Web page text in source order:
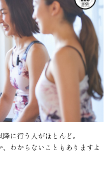
に行う人がほとんど。
わからないこともありますよ